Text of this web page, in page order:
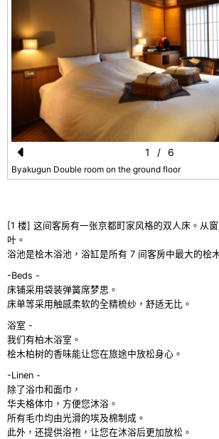
Pr
o
u
s
Byakugun Double room on the ground floor
1 / 6
[1 楼] 这间客房有一张京都町家风格的双人床。从
叶。
浴池是桧木浴池，浴缸是所有 7 间客房中最大的桧
-Beds -
床铺采用袋装弹簧席梦思。
床单等采用触感柔软的全精梳纱，舒适无比。
浴室 -
我们有柏木浴室。
桧木柏树的香味能让您在旅途中放松身心。
-Linen -
除了浴巾和面巾，
华夫格体巾，方便您沐浴。
所有毛巾均由光滑的埃及棉制成。
此外，还提供浴袍，让您在沐浴后更加放松。